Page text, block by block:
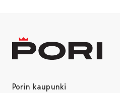
Porin kaupunki